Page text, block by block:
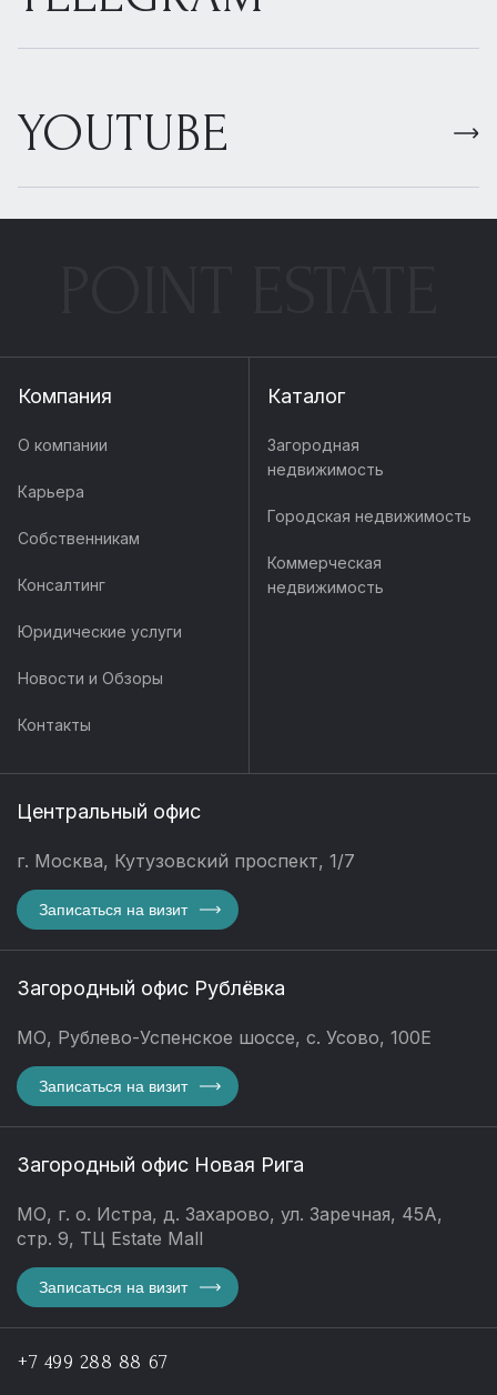
YOUTUBE
Компания
О компании
Карьера
Собственникам
Консалтинг
Юридические услуги
Новости и Обзоры
Контакты
Каталог
Загородная
недвижимость
Городская недвижимость
Коммерческая
недвижимость
Центральный офис
г. Москва, Кутузовский проспект, 1/7
Записаться на визит
Загородный офис Рублёвка
МО, Рублево-Успенское шоссе, с. Усово, 100Е
Записаться на визит
Загородный офис Новая Рига
МО, г. о. Истра, д. Захарово, ул. Заречная, 45А,
стр. 9, ТЦ Estate Mall
Записаться на визит
+7 499 288 88 67